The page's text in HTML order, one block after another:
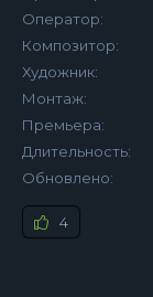
Оператор:
Композитор:
Художник:
Монтаж:
Премьера:
Длительность:
Обновлено:
4